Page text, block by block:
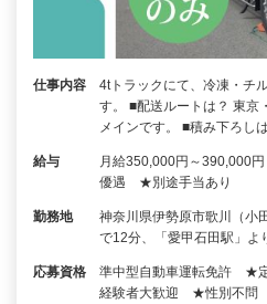
仕事内容
4tトラックにて、冷凍・チ
す。 ■配送ルートは？ 東京
メインです。 ■積み下ろし
給与
月給350,000円～390,000
優遇 ★別途手当あり
勤務地
神奈川県伊勢原市歌川（小
で12分、「愛甲石田駅」よ
応募資格
準中型自動車運転免許 ★
経験者大歓迎 ★性別不